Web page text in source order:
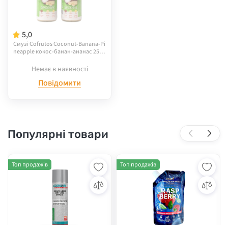
5,0
Смузі Cofrutos Coconut-Banana-Pi
neapple кокос-банан-ананас 250
Немає в наявності
Повідомити
Популярні товари
Топ продажів Топ продажів